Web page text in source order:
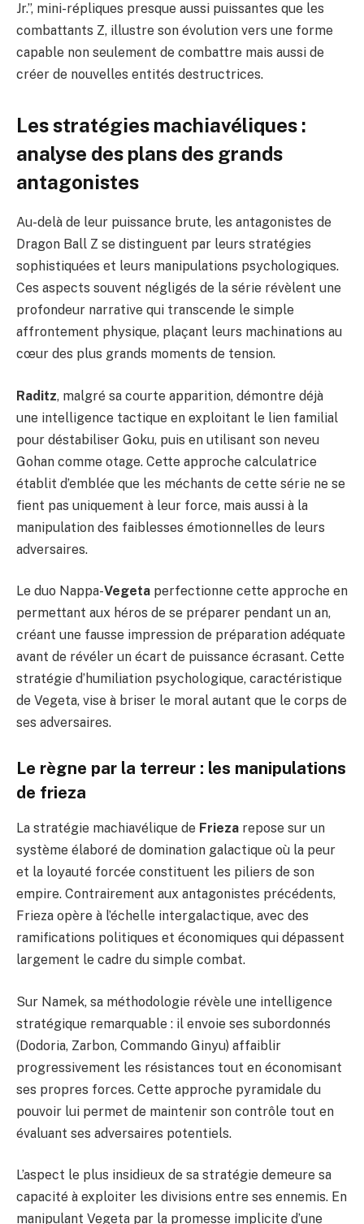
Jr.”, mini-répliques presque aussi puissantes que les
combattants Z, illustre son évolution vers une forme
capable non seulement de combattre mais aussi de
créer de nouvelles entités destructrices.
Les stratégies machiavéliques :
analyse des plans des grands
antagonistes
Au-delà de leur puissance brute, les antagonistes de
Dragon Ball Z se distinguent par leurs stratégies
sophistiquées et leurs manipulations psychologiques.
Ces aspects souvent négligés de la série révèlent une
profondeur narrative qui transcende le simple
affrontement physique, plaçant leurs machinations au
cœur des plus grands moments de tension.
Raditz, malgré sa courte apparition, démontre déjà
une intelligence tactique en exploitant le lien familial
pour déstabiliser Goku, puis en utilisant son neveu
Gohan comme otage. Cette approche calculatrice
établit d’emblée que les méchants de cette série ne se
fient pas uniquement à leur force, mais aussi à la
manipulation des faiblesses émotionnelles de leurs
adversaires.
Le duo Nappa-Vegeta perfectionne cette approche en
permettant aux héros de se préparer pendant un an,
créant une fausse impression de préparation adéquate
avant de révéler un écart de puissance écrasant. Cette
stratégie d’humiliation psychologique, caractéristique
de Vegeta, vise à briser le moral autant que le corps de
ses adversaires.
Le règne par la terreur : les manipulations
de frieza
La stratégie machiavélique de Frieza repose sur un
système élaboré de domination galactique où la peur
et la loyauté forcée constituent les piliers de son
empire. Contrairement aux antagonistes précédents,
Frieza opère à l’échelle intergalactique, avec des
ramifications politiques et économiques qui dépassent
largement le cadre du simple combat.
Sur Namek, sa méthodologie révèle une intelligence
stratégique remarquable : il envoie ses subordonnés
(Dodoria, Zarbon, Commando Ginyu) affaiblir
progressivement les résistances tout en économisant
ses propres forces. Cette approche pyramidale du
pouvoir lui permet de maintenir son contrôle tout en
évaluant ses adversaires potentiels.
L’aspect le plus insidieux de sa stratégie demeure sa
capacité à exploiter les divisions entre ses ennemis. En
manipulant Vegeta par la promesse implicite d’une